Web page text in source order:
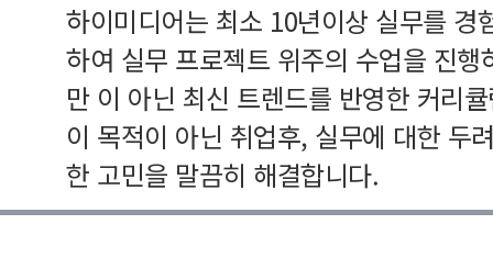
하이미디어는 최소 10년이상 실무를 경
하여 실무 프로젝트 위주의 수업을 진
만 이 아닌 최신 트렌드를 반영한 커리
이 목적이 아닌 취업후, 실무에 대한 두
한 고민을 말끔히 해결합니다.